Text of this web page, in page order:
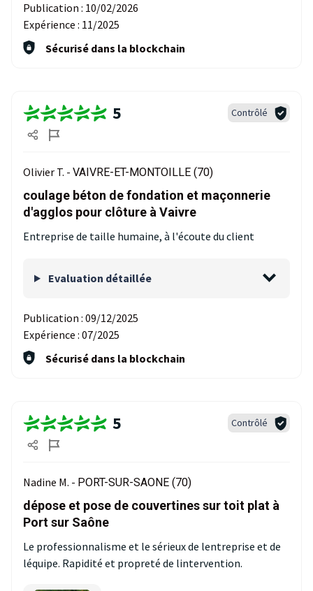
Publication : 10/02/2026
Expérience : 11/2025
Sécurisé dans la blockchain
5 Contrôlé
Olivier T. - VAIVRE-ET-MONTOILLE (70)
coulage béton de fondation et maçonnerie
d'agglos pour clôture à Vaivre
Entreprise de taille humaine, à l'écoute du client
Evaluation détaillée
Publication : 09/12/2025
Expérience : 07/2025
Sécurisé dans la blockchain
5 Contrôlé
Nadine M. - PORT-SUR-SAONE (70)
dépose et pose de couvertines sur toit plat à
Port sur Saône
Le professionnalisme et le sérieux de lentreprise et de
léquipe. Rapidité et propreté de lintervention.